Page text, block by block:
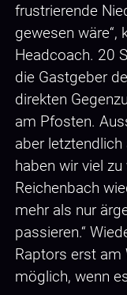
frustrierende
gewesen wäre“,
Headcoach. 20
die Gastgeber
direkten
am Pfosten.
aber letztendlich
haben wir viel
Reichenbach
mehr als nur
passieren.“
Raptors erst am
möglich, wenn